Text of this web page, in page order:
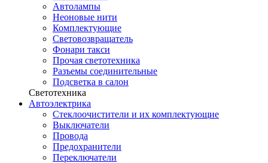
Автолампы
Неоновые нити
Комплектующие
Световозвращатель
Фонари такси
Прочая светотехника
Разъемы соединительные
Подсветка в салон
Светотехника
Автоэлектрика
Стеклоочистители и их комплектующие
Выключатели
Провода
Предохранители
Переключатели